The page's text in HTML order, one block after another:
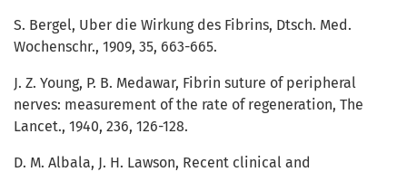
S. Bergel, Uber die Wirkung des Fibrins, Dtsch. Med.
Wochenschr., 1909, 35, 663-665.
J. Z. Young, P. B. Medawar, Fibrin suture of peripheral
nerves: measurement of the rate of regeneration, The
Lancet., 1940, 236, 126-128.
D. M. Albala, J. H. Lawson, Recent clinical and